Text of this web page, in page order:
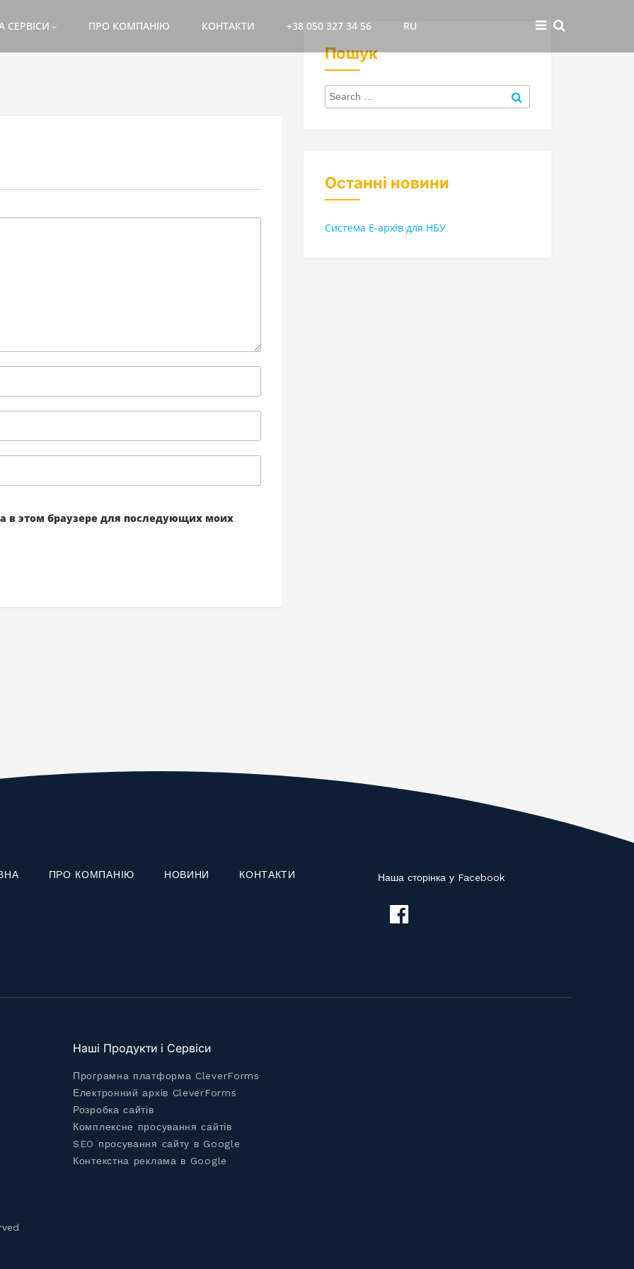
СЕРВІСИ ПРО КОМПАНІЮ КОНТАКТИ +38 050 327 34 56 RU
в этом браузере для последующих моих
Пошук
Search
Останні новини
Система Е-архів для НБУ
ПРО КОМПАНІЮ НОВИНИ КОНТАКТИ Наша сторінка у Facebook
Наші Продукти і Сервіси
Програмна платформа CleverForms
Електронний архів CleverForms
Розробка сайтів
Комплексне просування сайтів
SEO просування сайту в Google
Контекстна реклама в Google